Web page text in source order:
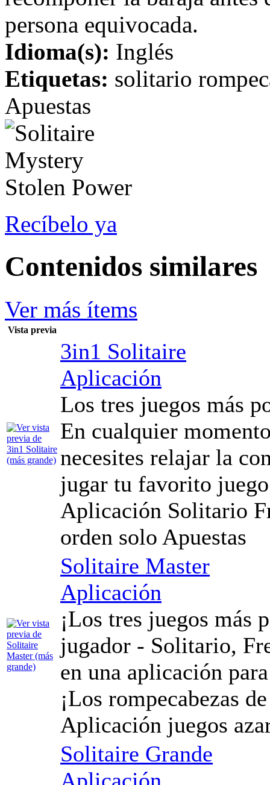
persona equivocada.
Idioma(s): Inglés
Etiquetas: solitario
Apuestas
Recíbelo ya
Contenidos similares
Ver más ítems
Vista previa
3in1 Solitaire
Aplicación
Los tres juegos más
En cualquier
necesites relajar la
jugar tu favorito
Aplicación Solitario
orden solo Apuestas
Solitaire Master
Aplicación
¡Los tres juegos más
jugador - Solitario,
en una aplicación
¡Los rompecabezas
Aplicación juegos
Solitaire Grande